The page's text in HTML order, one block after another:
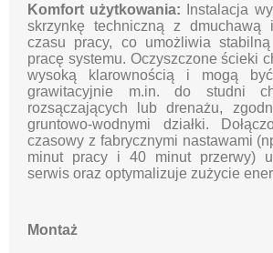
Komfort użytkowania: Instalacja
skrzynkę techniczną z dmuchawą
czasu pracy, co umożliwia
pracę systemu. Oczyszczone ścieki
wysoką klarownością i mogą być
grawitacyjnie m.in. do studni
rozsączających lub drenażu,
gruntowo-wodnymi działki.
czasowy z fabrycznymi nastawami
minut pracy i 40 minut przerwy)
serwis oraz optymalizuje zużycie
Montaż